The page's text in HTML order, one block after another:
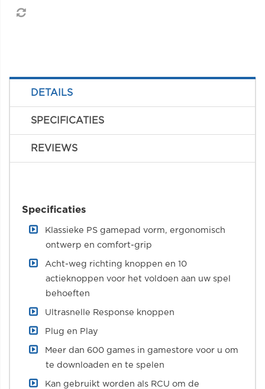
DETAILS
SPECIFICATIES
REVIEWS
Specificaties
Klassieke PS gamepad vorm, ergonomisch
ontwerp en comfort-grip
Acht-weg richting knoppen en 10
actieknoppen voor het voldoen aan uw spel
behoeften
Ultrasnelle Response knoppen
Plug en Play
Meer dan 600 games in gamestore voor u om
te downloaden en te spelen
Kan gebruikt worden als RCU om de